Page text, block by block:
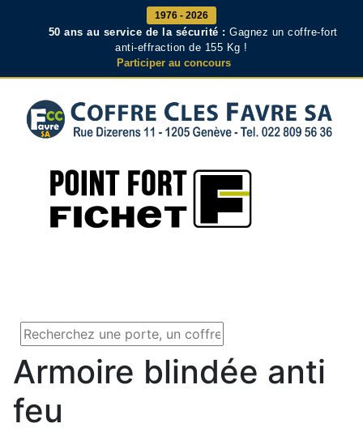
1976 - 2026
50 ans au service de la sécurité : Gagnez un coffre-fort
anti-effraction de 155 Kg !
Participer au concours
Armoire blindée anti
feu